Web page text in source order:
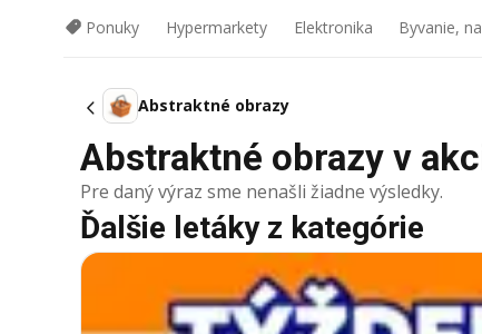
Ponuky Hypermarkety Elektronika Byvanie,
Abstraktné obrazy
Abstraktné obrazy v
Pre daný výraz sme nenašli žiadne výsledky.
Ďalšie letáky z kategórie